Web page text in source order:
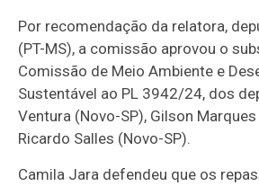
Por recomendação da relatora,
(PT-MS), a comissão aprovou o
Comissão de Meio Ambiente e
Sustentável ao PL 3942/24, dos
Ventura (Novo-SP), Gilson
Ricardo Salles (Novo-SP).
Camila Jara defendeu que os